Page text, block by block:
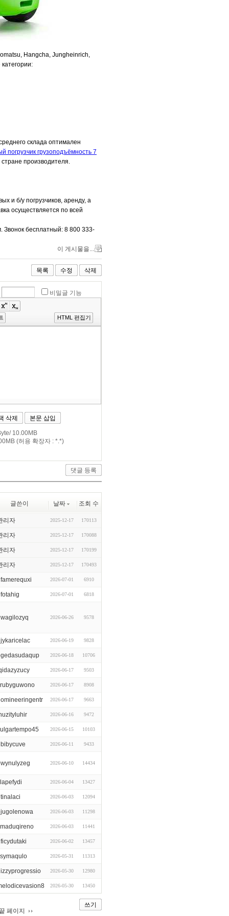
Hangcha, Jungheinrich,
склада оптимален
погрузчик грузоподъёмность 7
производителя.
и б/у погрузчиков, аренду, а
осуществляется по всей
Звонок бесплатный: 8 800 333-
이 게시물을...
목록 수정 삭제
비밀글 기능
HTML 편집기
삭제 본문 삽입
10.00MB
(허용 확장자 : *.*)
글쓴이 날짜 조회 수
리자 2025-12-17 170113
리자 2025-12-17 170088
리자 2025-12-17 170199
리자 2025-12-17 170493
2026-07-01 6910
2026-07-01 6818
2026-06-26 9578
2026-06-19 9828
2026-06-18 10706
2026-06-17 9503
2026-06-17 8908
2026-06-17 9663
2026-06-16 9472
2026-06-15 10103
2026-06-11 9433
2026-06-10 14434
2026-06-04 13427
2026-06-03 12094
2026-06-03 11298
2026-06-03 11441
2026-06-02 13457
2026-05-31 11313
2026-05-30 12980
2026-05-30 13450
쓰기
페이지